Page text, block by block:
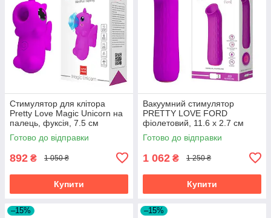
Стимулятор для клітора
Pretty Love Magic Unicorn на
палець, фуксія, 7.5 см
Готово до відправки
892 ₴ 1 050 ₴
Купити
Вакуумний стимулятор
PRETTY LOVE FORD
фіолетовий, 11.6 х 2.7 см
Готово до відправки
1 062 ₴ 1 250 ₴
Купити
–15% –15%